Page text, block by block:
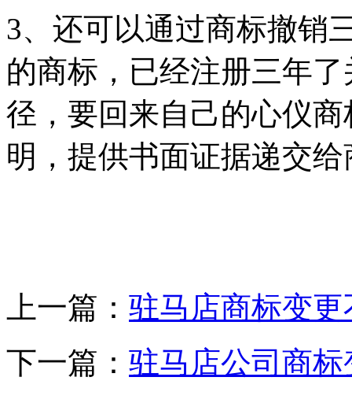
3、还可以通过商标撤销
的商标，已经注册三年
径，要回来自己的心仪
明，提供书面证据递交
上一篇： 驻马店商标变
下一篇： 驻马店公司商